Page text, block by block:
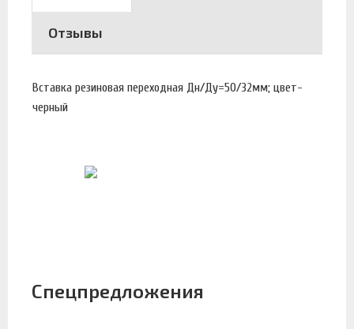
Отзывы
Вставка резиновая переходная Дн/Ду=50/32мм; цвет-
черный
Спецпредложения